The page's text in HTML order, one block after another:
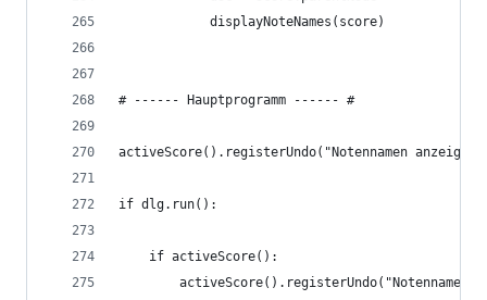
            displayNoteNames(score)
# ------ Hauptprogramm ------ #
activeScore().registerUndo("Notennamen
if dlg.run():
    if activeScore():
activeScore().registerUndo("Notennamen